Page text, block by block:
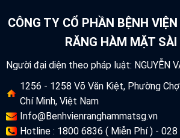
CÔNG TY CỔ PHẦN BỆNH
RĂNG HÀM MẶT SÀI
Người đại diện theo pháp luật: NGUYỄN
1256 - 1258 Võ Văn Kiệt, Phường
Chí Minh, Việt Nam
Info@Benhvienranghammatsg.vn
Hotline : 1800 6836 ( Miễn Phí ) -